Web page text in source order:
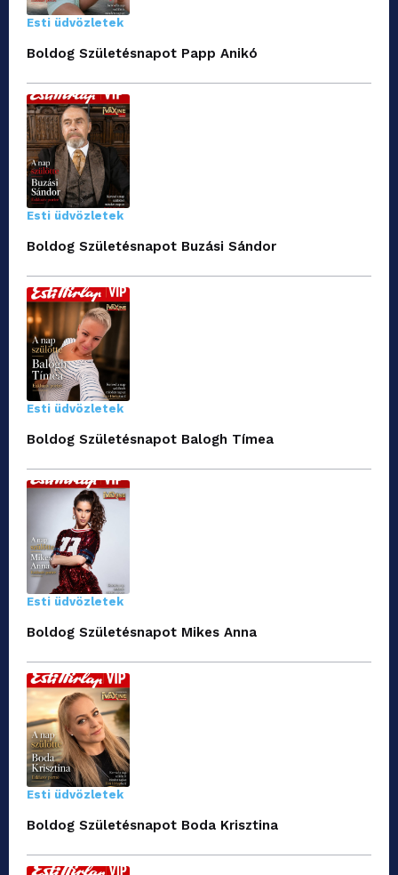
Esti üdvözletek
Boldog Születésnapot Papp Anikó
Esti üdvözletek
Boldog Születésnapot Buzási Sándor
Esti üdvözletek
Boldog Születésnapot Balogh Tímea
Esti üdvözletek
Boldog Születésnapot Mikes Anna
Esti üdvözletek
Boldog Születésnapot Boda Krisztina